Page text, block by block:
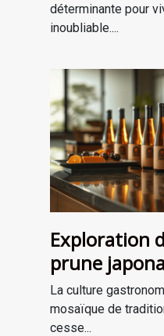
déterminante pour
inoubliable....
Exploration
prune
dans la
moderne
La culture
mosaïque de
cesse...